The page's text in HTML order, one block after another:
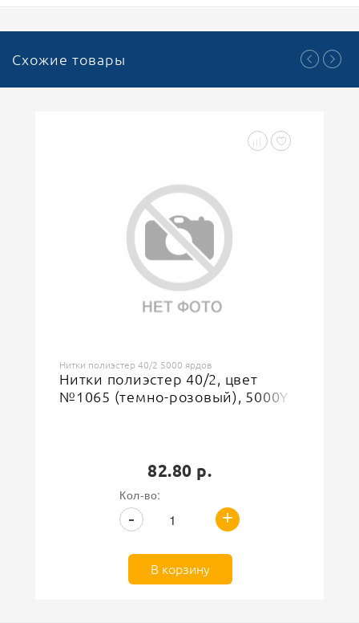
Нитки промышленные
Для ручного шитья, швейной машины, универсальные
Схожие товары
Нитки полиэстер 40/2 5000 ярдов
Нитки полиэстер 40/2, цвет
№1065 (темно-розовый), 5000Y
82.80 р.
Кол-во:
+
-
В корзину